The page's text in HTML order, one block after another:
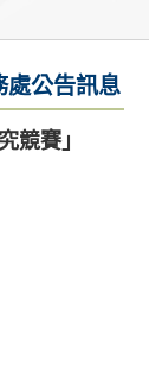
處公告訊息
競賽」